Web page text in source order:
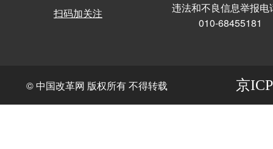
扫码加关注
违法和不良信息举报电
010-68455181
© 中国改革网 版权所有 不得转载 京